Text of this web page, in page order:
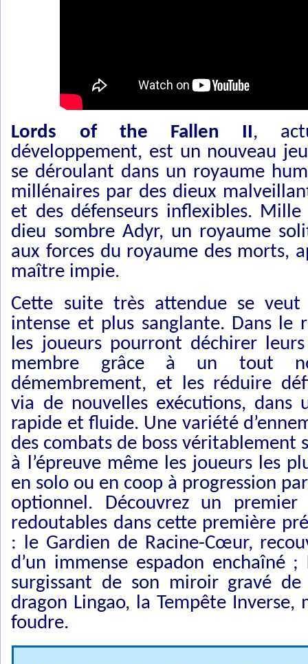
Lords of the Fallen II,
développement, est un nouveau jeu
se déroulant dans un royaume
millénaires par des dieux
et des défenseurs inflexibles.
dieu sombre Adyr, un royaume
aux forces du royaume des morts,
maître impie.
Cette suite très attendue se veut
intense et plus sanglante. Dans le
les joueurs pourront déchirer
membre grâce à un tout
démembrement, et les réduire
via de nouvelles exécutions, dans
rapide et fluide. Une variété
des combats de boss véritablement
à l’épreuve même les joueurs les
en solo ou en coop à progression
optionnel. Découvrez un
redoutables dans cette première
: le Gardien de Racine-Cœur,
d’un immense espadon enchaîné ;
surgissant de son miroir gravé
dragon Lingao, la Tempête
foudre.